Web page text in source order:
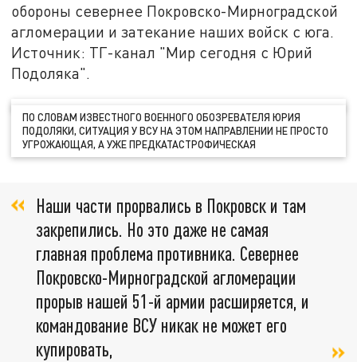
обороны севернее Покровско-Мирноградской
агломерации и затекание наших войск с юга.
Источник: ТГ-канал "Мир сегодня с Юрий
Подоляка".
ПО СЛОВАМ ИЗВЕСТНОГО ВОЕННОГО ОБОЗРЕВАТЕЛЯ ЮРИЯ
ПОДОЛЯКИ, СИТУАЦИЯ У ВСУ НА ЭТОМ НАПРАВЛЕНИИ НЕ ПРОСТО
УГРОЖАЮЩАЯ, А УЖЕ ПРЕДКАТАСТРОФИЧЕСКАЯ
Наши части прорвались в Покровск и там
закрепились. Но это даже не самая
главная проблема противника. Севернее
Покровско-Мирноградской агломерации
прорыв нашей 51-й армии расширяется, и
командование ВСУ никак не может его
купировать,